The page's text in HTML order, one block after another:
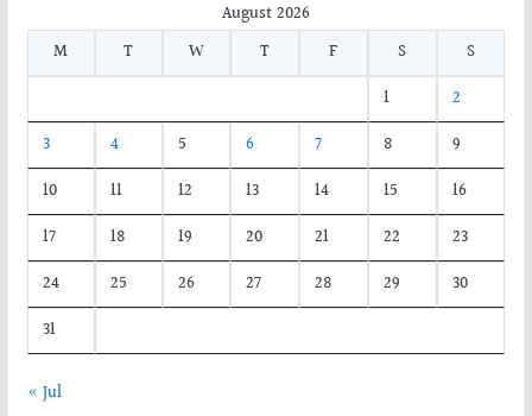
August 2026
M
T W T F S
S
1
2
3
4 5 6 7 8
9
10
11 12 13 14 15
16
17
18 19 20 21 22
23
24
25 26 27 28 29
30
31
« Jul